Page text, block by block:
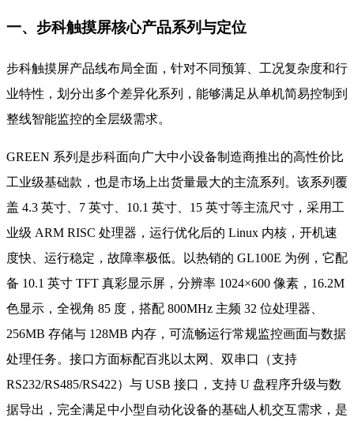
一、步科触摸屏核心产品系列与定位
步科触摸屏产品线布局全面，针对不同预算、工况复杂度和行
业特性，划分出多个差异化系列，能够满足从单机简易控制到
整线智能监控的全层级需求。
GREEN 系列是步科面向广大中小设备制造商推出的高性价比
工业级基础款，也是市场上出货量最大的主流系列。该系列覆
盖 4.3 英寸、7 英寸、10.1 英寸、15 英寸等主流尺寸，采用工
业级 ARM RISC 处理器，运行优化后的 Linux 内核，开机速
度快、运行稳定，故障率极低。以热销的 GL100E 为例，它配
备 10.1 英寸 TFT 真彩显示屏，分辨率 1024×600 像素，16.2M
色显示，全视角 85 度，搭配 800MHz 主频 32 位处理器、
256MB 存储与 128MB 内存，可流畅运行常规监控画面与数据
处理任务。接口方面标配百兆以太网、双串口（支持
RS232/RS485/RS422）与 USB 接口，支持 U 盘程序升级与数
据导出，完全满足中小型自动化设备的基础人机交互需求，是